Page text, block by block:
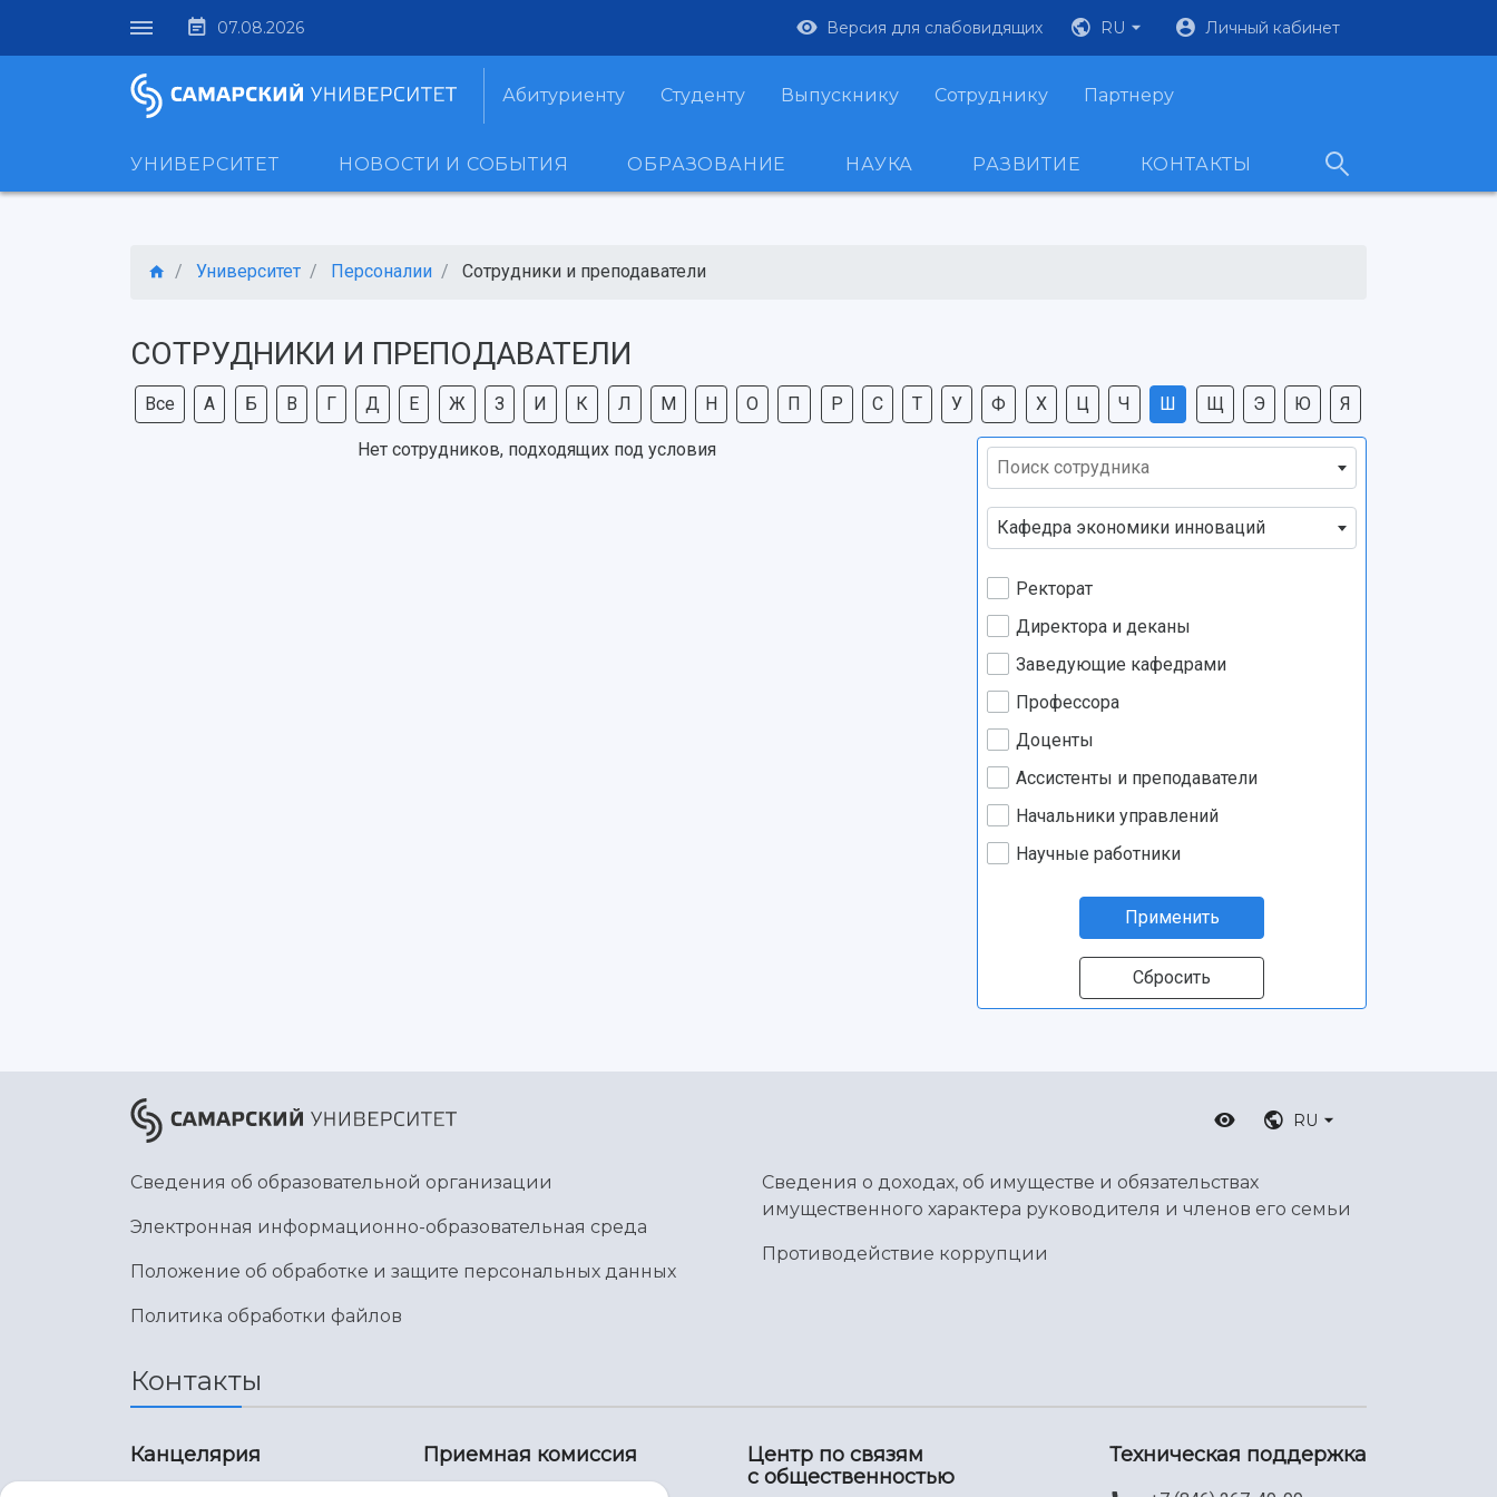
07.08.2026 Версия для слабовидящих RU Личный кабинет
Абитуриенту Студенту Выпускнику Сотруднику Партнеру
УНИВЕРСИТЕТ НОВОСТИ И СОБЫТИЯ ОБРАЗОВАНИЕ НАУКА РАЗВИТИЕ КОНТАКТЫ
Университет Персоналии Сотрудники и преподаватели
СОТРУДНИКИ И ПРЕПОДАВАТЕЛИ
Все А Б В Г Д Е Ж З И К Л М Н О П Р С Т У Ф Х Ц Ч Ш Щ Э Ю Я
Нет сотрудников, подходящих под условия
Поиск сотрудника
Кафедра экономики инноваций
Ректорат
Директора и деканы
Заведующие кафедрами
Профессора
Доценты
Ассистенты и преподаватели
Начальники управлений
Научные работники
Применить
Сбросить
RU
Сведения об образовательной организации
Электронная информационно-образовательная среда
Положение об обработке и защите персональных данных
Политика обработки файлов
Сведения о доходах, об имуществе и обязательствах
имущественного характера руководителя и членов его семьи
Противодействие коррупции
Контакты
Канцелярия Приемная комиссия
Центр по связям
с общественностью
Техническая поддержка